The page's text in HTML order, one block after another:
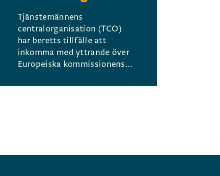
Tjänstemännens
centralorganisation (TCO)
har beretts tillfälle att
inkomma med yttrande över
Europeiska kommissionens...